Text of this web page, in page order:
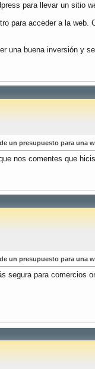
para llevar un sitio
para acceder a la web.
una buena inversión y
un presupuesto para una
nos comentes que
un presupuesto para una
segura para comercios